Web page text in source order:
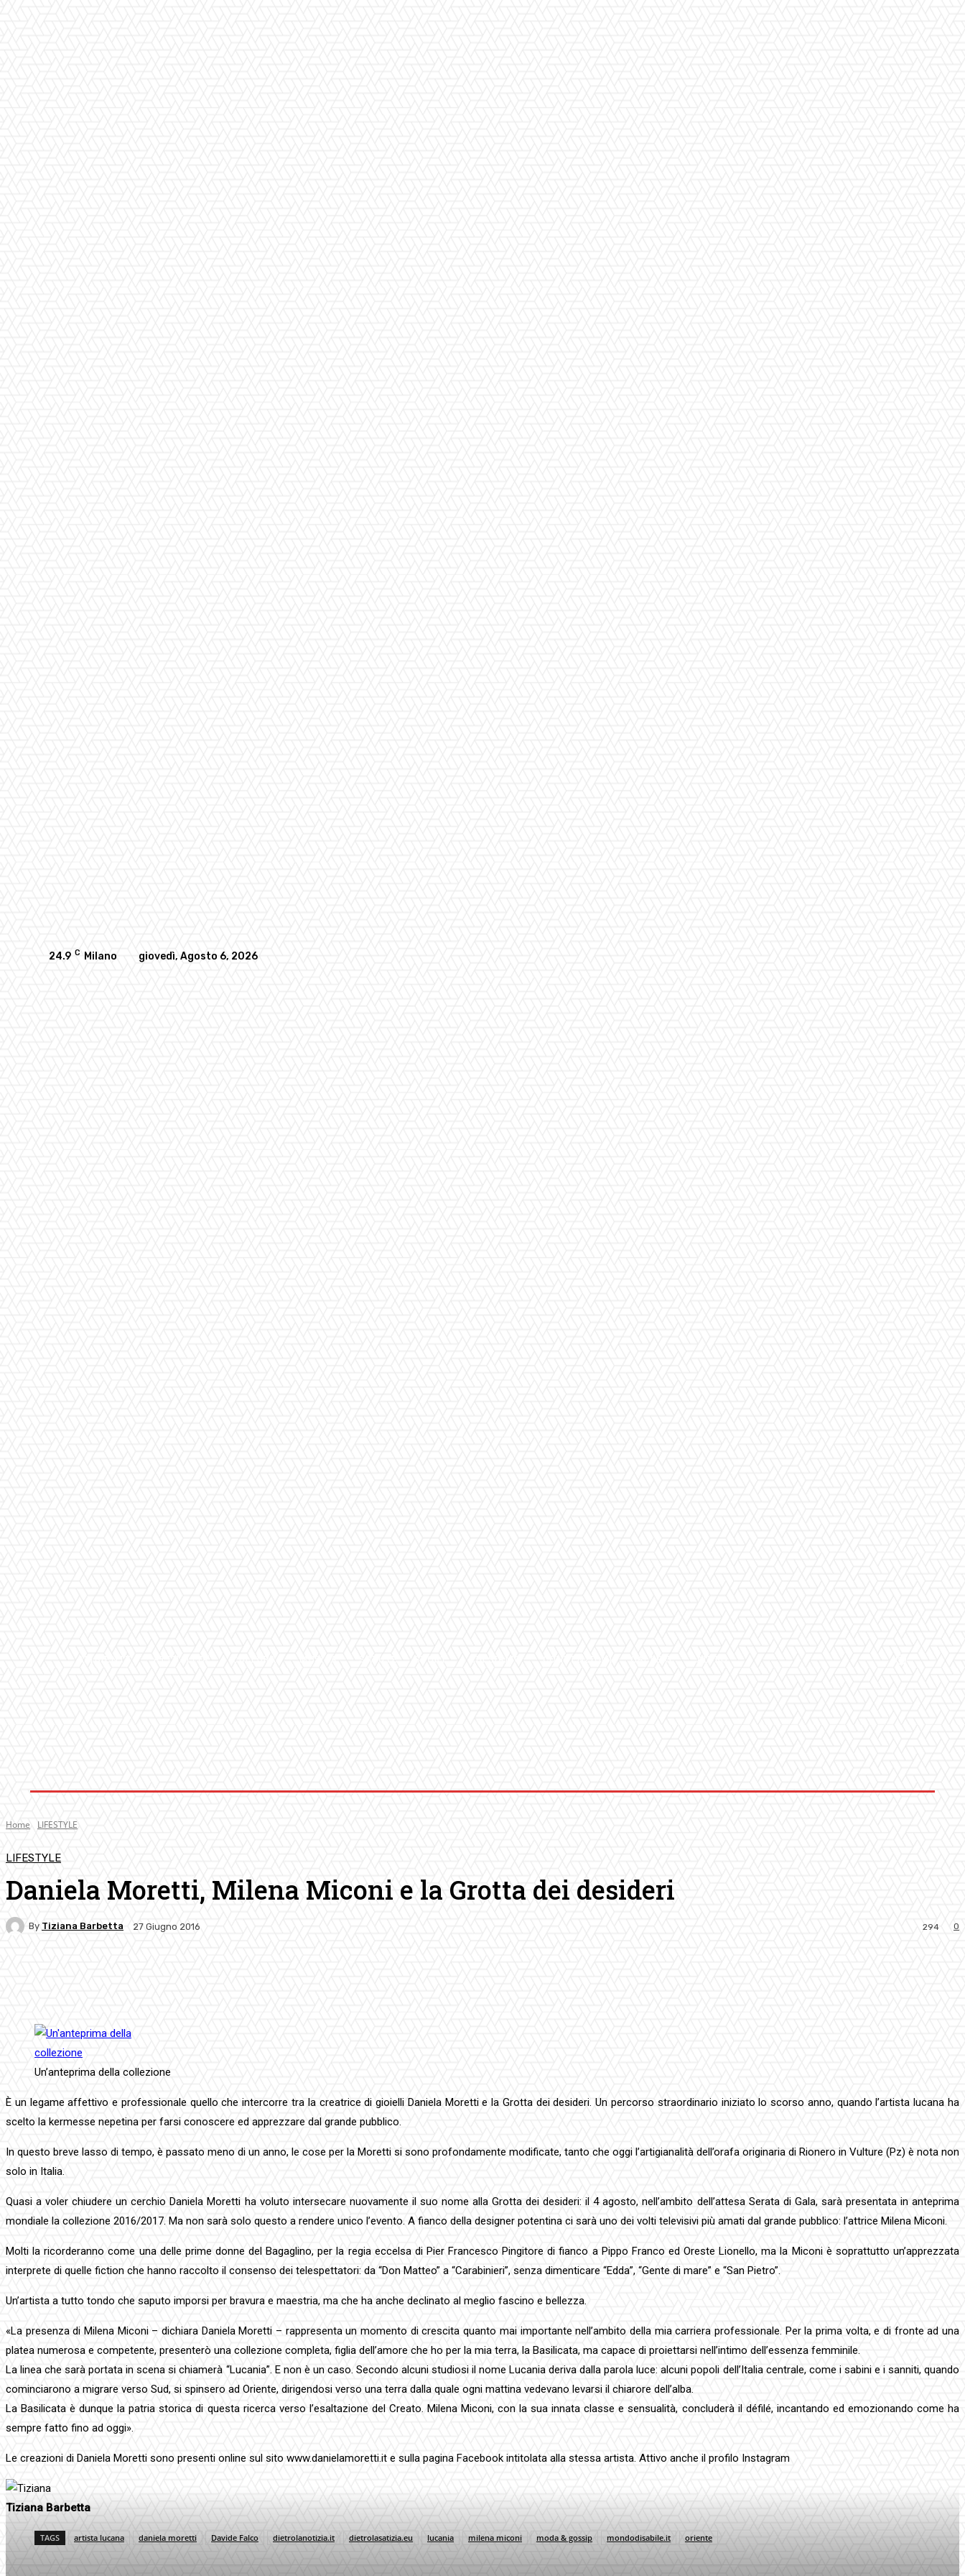
24.9 C Milano giovedì, Agosto 6, 2026
Home LIFESTYLE
LIFESTYLE
Daniela Moretti, Milena Miconi e la Grotta dei desideri
By Tiziana Barbetta 27 Giugno 2016 0
294
Un’anteprima della collezione
È un legame affettivo e professionale quello che intercorre tra la creatrice di gioielli Daniela Moretti e la Grotta dei desideri. Un percorso straordinario iniziato lo scorso anno, quando l’artista lucana ha
scelto la kermesse nepetina per farsi conoscere ed apprezzare dal grande pubblico.
In questo breve lasso di tempo, è passato meno di un anno, le cose per la Moretti si sono profondamente modificate, tanto che oggi l’artigianalità dell’orafa originaria di Rionero in Vulture (Pz) è nota non
solo in Italia.
Quasi a voler chiudere un cerchio Daniela Moretti ha voluto intersecare nuovamente il suo nome alla Grotta dei desideri: il 4 agosto, nell’ambito dell’attesa Serata di Gala, sarà presentata in anteprima
mondiale la collezione 2016/2017. Ma non sarà solo questo a rendere unico l’evento. A fianco della designer potentina ci sarà uno dei volti televisivi più amati dal grande pubblico: l’attrice Milena Miconi.
Molti la ricorderanno come una delle prime donne del Bagaglino, per la regia eccelsa di Pier Francesco Pingitore di fianco a Pippo Franco ed Oreste Lionello, ma la Miconi è soprattutto un’apprezzata
interprete di quelle fiction che hanno raccolto il consenso dei telespettatori: da “Don Matteo” a “Carabinieri”, senza dimenticare “Edda”, “Gente di mare” e “San Pietro”.
Un’artista a tutto tondo che saputo imporsi per bravura e maestria, ma che ha anche declinato al meglio fascino e bellezza.
«La presenza di Milena Miconi – dichiara Daniela Moretti – rappresenta un momento di crescita quanto mai importante nell’ambito della mia carriera professionale. Per la prima volta, e di fronte ad una
platea numerosa e competente, presenterò una collezione completa, figlia dell’amore che ho per la mia terra, la Basilicata, ma capace di proiettarsi nell’intimo dell’essenza femminile.
La linea che sarà portata in scena si chiamerà “Lucania”. E non è un caso. Secondo alcuni studiosi il nome Lucania deriva dalla parola luce: alcuni popoli dell’Italia centrale, come i sabini e i sanniti, quando
cominciarono a migrare verso Sud, si spinsero ad Oriente, dirigendosi verso una terra dalla quale ogni mattina vedevano levarsi il chiarore dell’alba.
La Basilicata è dunque la patria storica di questa ricerca verso l’esaltazione del Creato. Milena Miconi, con la sua innata classe e sensualità, concluderà il défilé, incantando ed emozionando come ha
sempre fatto fino ad oggi».
Le creazioni di Daniela Moretti sono presenti online sul sito www.danielamoretti.it e sulla pagina Facebook intitolata alla stessa artista. Attivo anche il profilo Instagram
Tiziana Barbetta
TAGS artista lucana daniela moretti Davide Falco dietrolanotizia.it dietrolasatizia.eu lucania milena miconi moda & gossip mondodisabile.it oriente